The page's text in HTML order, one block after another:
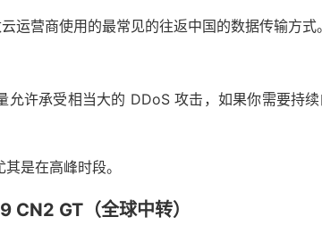
运营商使用的最常见的往返中国的数据传输方式
允许承受相当大的 DDoS 攻击，如果你需要持
是在高峰时段。
CN2 GT（全球中转）